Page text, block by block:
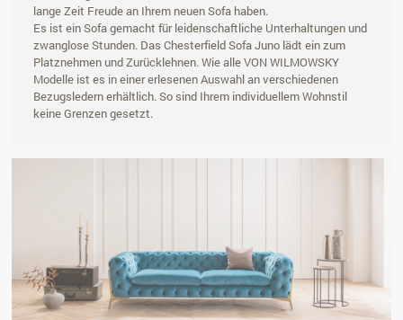
lange Zeit Freude an Ihrem neuen Sofa haben.
Es ist ein Sofa gemacht für leidenschaftliche Unterhaltungen und
zwanglose Stunden. Das Chesterfield Sofa Juno lädt ein zum
Platznehmen und Zurücklehnen. Wie alle VON WILMOWSKY
Modelle ist es in einer erlesenen Auswahl an verschiedenen
Bezugsledern erhältlich. So sind Ihrem individuellem Wohnstil
keine Grenzen gesetzt.